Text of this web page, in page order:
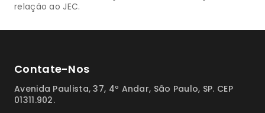
relação ao JEC.
Contate-Nos
Avenida Paulista, 37, 4º Andar, São Paulo, SP. CEP
01311.902.